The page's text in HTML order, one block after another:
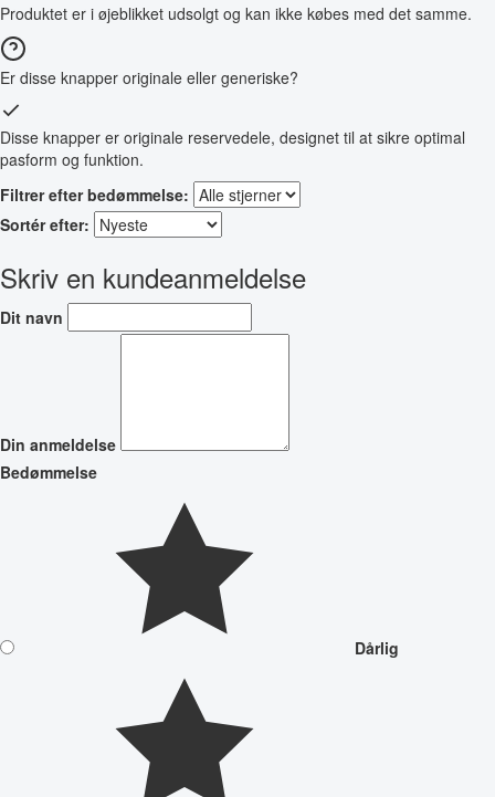
Produktet er i øjeblikket udsolgt og kan ikke købes med det samme.
Er disse knapper originale eller generiske?
Disse knapper er originale reservedele, designet til at sikre optimal
pasform og funktion.
Filtrer efter bedømmelse:
Sortér efter:
Skriv en kundeanmeldelse
Dit navn
Din anmeldelse
Bedømmelse
Dårlig